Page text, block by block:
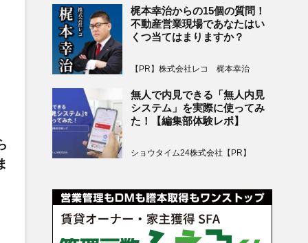
梶本幸治からの15個の質問！
不動産営業現場であなたはい
くつ当てはまりますか？
【PR】株式会社レコ 梶本幸治
無人で内見できる「無人内見
システム」を実際に使ってみ
た！【編集部体験レポ】
ショウタイム24株式会社【PR】